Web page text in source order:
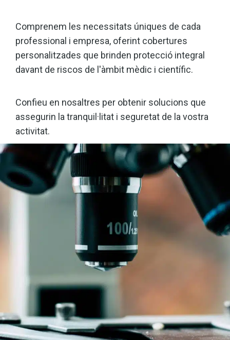
Comprenem les necessitats úniques de cada
professional i empresa, oferint cobertures
personalitzades que brinden protecció integral
davant de riscos de l'àmbit mèdic i científic.
Confieu en nosaltres per obtenir solucions que
assegurin la tranquil·litat i seguretat de la vostra
activitat.